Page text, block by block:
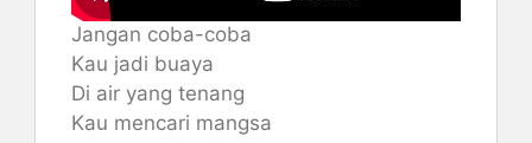
Jangan coba-coba
Kau jadi buaya
Di air yang tenang
Kau mencari mangsa